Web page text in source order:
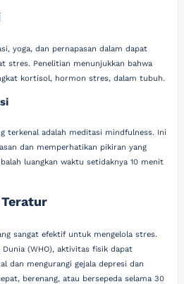
yoga, dan pernapasan dalam dapat
stres. Penelitian menunjukkan bahwa
kortisol, hormon stres, dalam tubuh.
terkenal adalah meditasi mindfulness. Ini
dan memperhatikan pikiran yang
luangkan waktu setidaknya 10 menit
Teratur
sangat efektif untuk mengelola stres.
(WHO), aktivitas fisik dapat
dan mengurangi gejala depresi dan
berenang, atau bersepeda selama 30